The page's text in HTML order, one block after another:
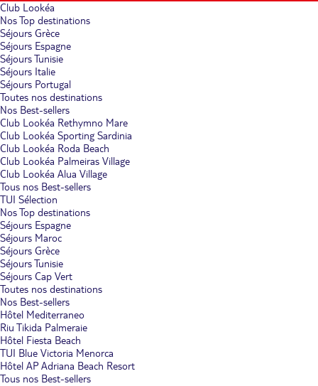
Club Lookéa
Nos Top destinations
Séjours Grèce
Séjours Espagne
Séjours Tunisie
Séjours Italie
Séjours Portugal
Toutes nos destinations
Nos Best-sellers
Club Lookéa Rethymno Mare
Club Lookéa Sporting Sardinia
Club Lookéa Roda Beach
Club Lookéa Palmeiras Village
Club Lookéa Alua Village
Tous nos Best-sellers
TUI Sélection
Nos Top destinations
Séjours Espagne
Séjours Maroc
Séjours Grèce
Séjours Tunisie
Séjours Cap Vert
Toutes nos destinations
Nos Best-sellers
Hôtel Mediterraneo
Riu Tikida Palmeraie
Hôtel Fiesta Beach
TUI Blue Victoria Menorca
Hôtel AP Adriana Beach Resort
Tous nos Best-sellers